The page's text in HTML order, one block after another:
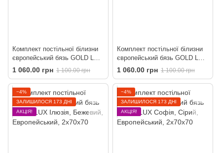
Комплект постільної білизни
європейський бязь GOLD LUX
Новий рік
1 060.00 грн 1 100.00 грн
Комплект постільної білизни
європейський бязь GOLD LUX
Зірки
1 060.00 грн 1 100.00 грн
−4%
ЗАЛИШИЛОСЯ 173 ДНІ
АКЦІЯ!
−4%
ЗАЛИШИЛОСЯ 173 ДНІ
АКЦІЯ!